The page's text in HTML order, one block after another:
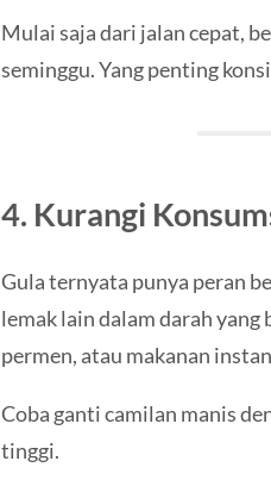
Mulai saja dari jalan cepat,
seminggu. Yang penting
4. Kurangi
Gula ternyata punya peran
lemak lain dalam darah
permen, atau makanan
Coba ganti camilan manis
tinggi.